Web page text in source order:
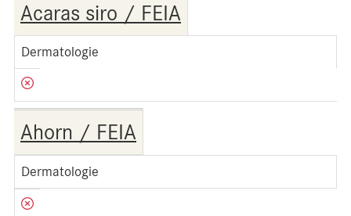
Acaras siro / FEIA
Dermatologie
Ahorn / FEIA
Dermatologie